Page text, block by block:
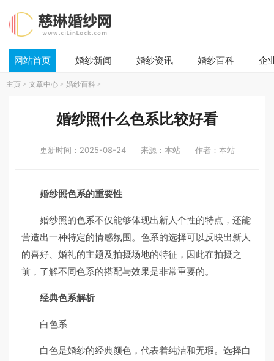
网站首页 婚纱新闻 婚纱资讯 婚纱百科 企
主页 > 文章中心 > 婚纱百科 >
婚纱照什么色系比较好看
更新时间：2025-08-24 来源：本站 作者：本站
婚纱照色系的重要性
婚纱照的色系不仅能够体现出新人个性的特点，还能
营造出一种特定的情感氛围。色系的选择可以反映出新人
的喜好、婚礼的主题及拍摄场地的特征，因此在拍摄之
前，了解不同色系的搭配与效果是非常重要的。
经典色系解析
白色系
白色是婚纱的经典颜色，代表着纯洁和无瑕。选择白